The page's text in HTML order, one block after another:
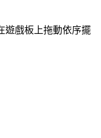
遊戲板上拖動依序擺